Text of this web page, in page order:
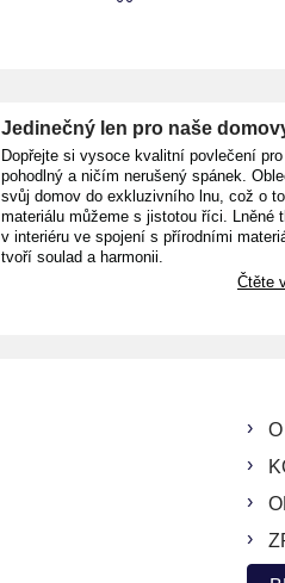
Jedinečný len pro naše
Dopřejte si vysoce kvalitní povlečení pro
pohodlný a ničím nerušený spánek.
svůj domov do exkluzivního lnu, což o
materiálu můžeme s jistotou říci. Lněné
v interiéru ve spojení s přírodními
tvoří soulad a harmonii.
Čtěte